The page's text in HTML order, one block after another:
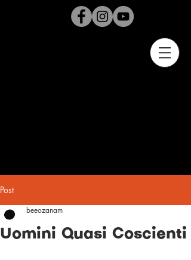
Post
Uomini Quasi Coscienti
beeozanam